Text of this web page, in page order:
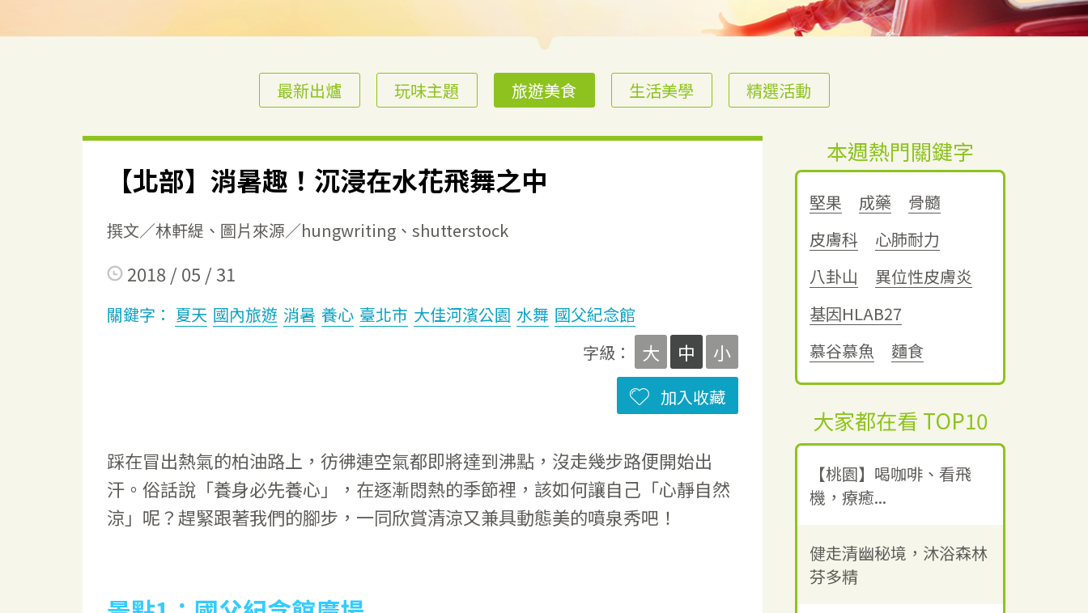
最新出爐 玩味主題 旅遊美食 生活美學 精選活動
【北部】消暑趣！沉浸在水花飛舞之中
撰文／林軒緹、圖片來源／hungwriting、shutterstock
2018 / 05 / 31
關鍵字： 夏天 國內旅遊 消暑 養心 臺北市 大佳河濱公園 水舞 國父紀念館
字級：
大 中 小
加入收藏
踩在冒出熱氣的柏油路上，彷彿連空氣都即將達到沸點，沒走幾步路便開始出
汗。俗話說「養身必先養心」，在逐漸悶熱的季節裡，該如何讓自己「心靜自然
涼」呢？趕緊跟著我們的腳步，一同欣賞清涼又兼具動態美的噴泉秀吧！
本週熱門關鍵字
堅果 成藥
骨髓
皮膚科
心肺耐力
八卦山
異位性皮膚炎
基因HLAB27
慕谷慕魚
麵食
大家都在看 TOP10
【桃園】喝咖啡、看飛
機，療癒...
健走清幽秘境，沐浴森林
芬多精